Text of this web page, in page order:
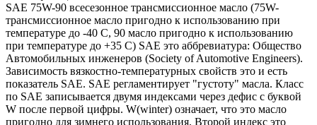
SAE 75W-90 всесезонное трансмиссионное масло (75W-
трансмиссионное масло пригодно к использованию при
температуре до -40 С, 90 масло пригодно к использованию
при температуре до +35 С) SAE это аббревиатура: Общество
Автомобильных инженеров (Society of Automotive Engineers).
Зависимость вязкостно-температурных свойств это и есть
показатель SAE. SAE регламентирует "густоту" масла. Класс
по SAE записывается двумя индексами через дефис с буквой
W после первой цифры. W(winter) означает, что это масло
пригодно для зимнего использования. Второй индекс это